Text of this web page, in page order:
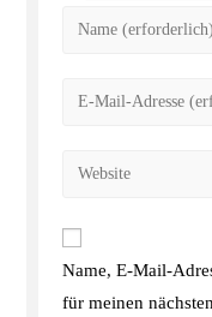
Name, E-Mail-
für meinen